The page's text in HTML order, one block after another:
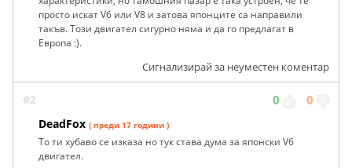
просто искат V6 или V8 и затова японците са направили
такъв. Този двигател сигурно няма и да го предлагат в
Европа :).
Сигнализирай за неуместен коментар
#2 0 0
DeadFox ( преди 17 години )
То ти хубаво се изказа но тук става дума за японски V6
двигател.